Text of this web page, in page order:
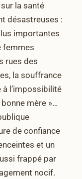
la santé
désastreuses :
importantes
femmes
rues des
la souffrance
l’impossibilité
mère »…
de confiance
et un
frappé par
nocif.